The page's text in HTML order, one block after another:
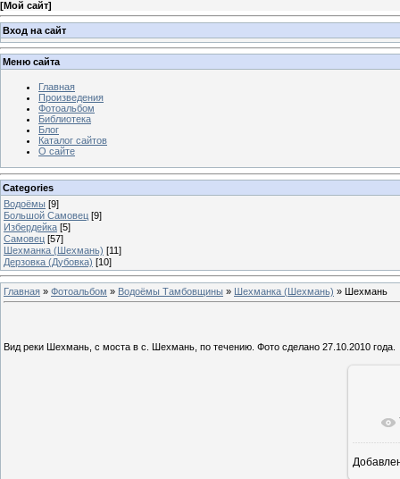
[Мой сайт]
Вход на сайт
Меню сайта
Главная
Произведения
Фотоальбом
Библиотека
Блог
Каталог сайтов
О сайте
Categories
Водоёмы [9]
Большой Самовец [9]
Избердейка [5]
Самовец [57]
Шехманка (Шехмань) [11]
Дерзовка (Дубовка) [10]
Главная » Фотоальбом » Водоёмы Тамбовщины » Шехманка (Шехмань) » Шехмань
Вид реки Шехмань, с моста в с. Шехмань, по течению. Фото сделано 27.10.2010 года.